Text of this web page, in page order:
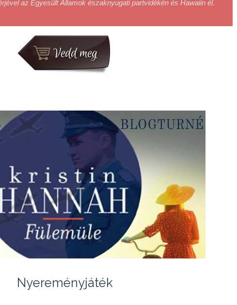
Nyereményjáték